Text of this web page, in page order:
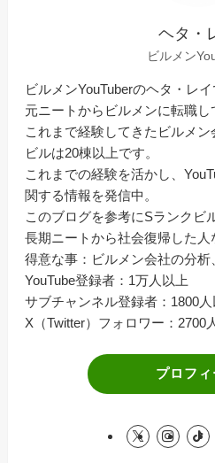
ヘタ・
ビルメン
ビルメンYouTuberのヘタ・レイ
元ニートからビルメンに転職し
これまで経験してきたビルメ
ビルは20棟以上です。
これまでの経験を活かし、
関する情報を発信中。
このブログを参考にSランクビ
長期ニートから社会復帰した人
得意な事：ビルメン会社の分
YouTube登録者：1万人以上
サブチャンネル登録者：1800人
X（Twitter）フォロワー：2700
プロフ